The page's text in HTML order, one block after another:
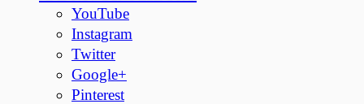
YouTube
Instagram
Twitter
Google+
Pinterest